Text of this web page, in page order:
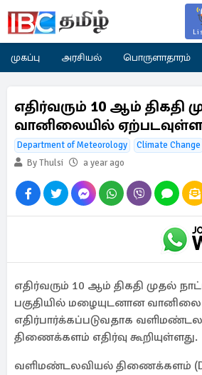
முகப்பு அரசியல் பொருளாதாரம்
எதிர்வரும் 10 ஆம் திகதி
வானிலையில்
Department of Meteorology Climate Change
By Thulsi
a year ago
எதிர்வரும் 10 ஆம் திகதி முதல்
பகுதியில் மழையுடனான வானிலை
எதிர்பார்க்கப்படுவதாக
திணைக்களம் எதிர்வு கூறியுள்ளது.
வளிமண்டலவியல் திணைக்களம்